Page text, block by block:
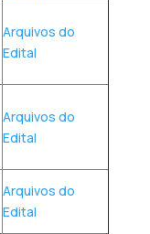
Arquivos do
Edital
Arquivos do
Edital
Arquivos do
Edital